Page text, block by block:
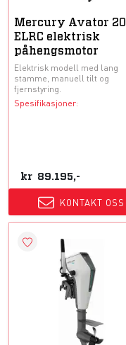
Mercury Avator 20
ELRC elektrisk
påhengsmotor
Elektrisk modell med lang
stamme, manuell tilt og
fjernstyring.
Spesifikasjoner:
kr 89.195,-
KONTAKT OSS